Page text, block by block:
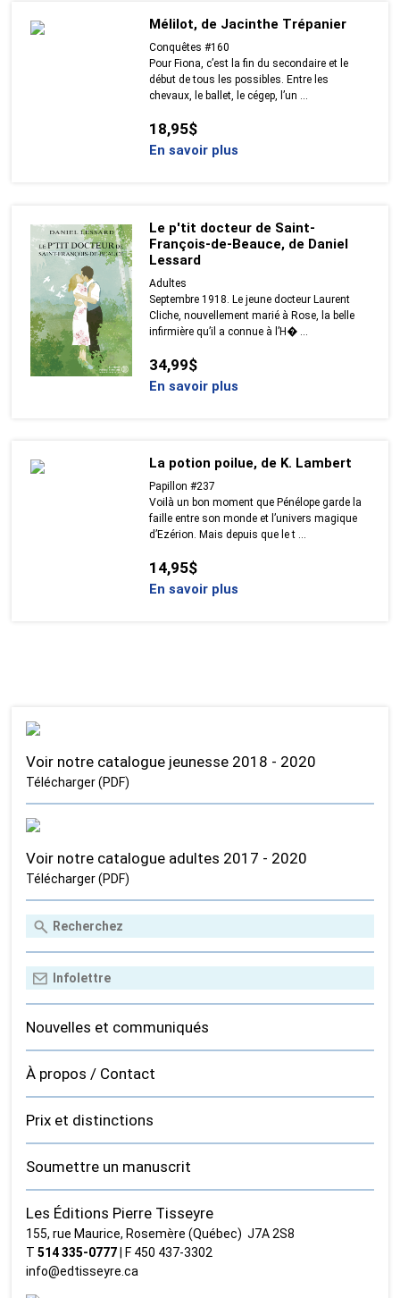
Mélilot, de Jacinthe Trépanier
Conquêtes #160
Pour Fiona, c’est la fin du secondaire et le
début de tous les possibles. Entre les
chevaux, le ballet, le cégep, l’un ...
18,95$
En savoir plus
Le p'tit docteur de Saint-
François-de-Beauce, de Daniel
Lessard
Adultes
Septembre 1918. Le jeune docteur Laurent
Cliche, nouvellement marié à Rose, la belle
infirmière qu’il a connue à l’H� ...
34,99$
En savoir plus
La potion poilue, de K. Lambert
Papillon #237
Voilà un bon moment que Pénélope garde la
faille entre son monde et l’univers magique
d’Ezérion. Mais depuis que le t ...
14,95$
En savoir plus
Voir notre catalogue jeunesse 2018 - 2020
Télécharger (PDF)
Voir notre catalogue adultes 2017 - 2020
Télécharger (PDF)
Nouvelles et communiqués
À propos / Contact
Prix et distinctions
Soumettre un manuscrit
Les Éditions Pierre Tisseyre
155, rue Maurice, Rosemère (Québec) J7A 2S8
T514 335‑0777 | F 450 437‑3302
info@edtisseyre.ca